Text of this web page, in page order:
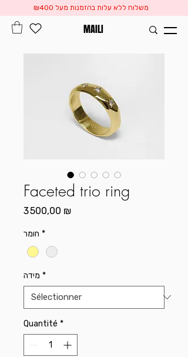
משלוח ללא עלות בהזמנות מעל ₪400
MAILI
Faceted trio ring
3 500,00 ₪Prix
חומר *
מידה *
Quantité *